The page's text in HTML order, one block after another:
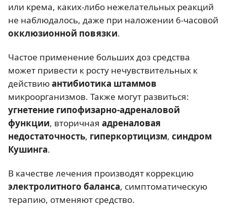
или крема, каких-либо нежелательных реакций
не наблюдалось, даже при наложении 6-часовой
окклюзионной повязки.
Частое применение больших доз средства
может привести к росту нечувствительных к
действиюантибиотика штаммов
микроорганизмов. Также могут развиться:
угнетение гипофизарно-адреналовой
функции, вторичная адреналовая
недостаточность, гиперкортицизм, синдром
Кушинга.
В качестве лечения производят коррекцию
электролитного баланса, симптоматическую
терапию, отменяют средство.